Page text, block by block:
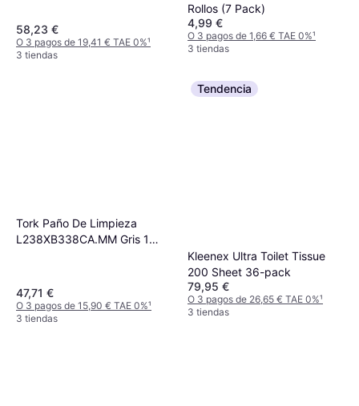
58,23 €
O 3 pagos de 19,41 € TAE 0%¹
3 tiendas
Rollos (7 Pack)
4,99 €
O 3 pagos de 1,66 € TAE 0%¹
3 tiendas
Tork Paño De Limpieza
L238XB338CA.MM Gris 1
47,71 €
O 3 pagos de 15,90 € TAE 0%¹
3 tiendas
Tendencia
Kleenex Ultra Toilet Tissue
200 Sheet 36-pack
79,95 €
O 3 pagos de 26,65 € TAE 0%¹
3 tiendas